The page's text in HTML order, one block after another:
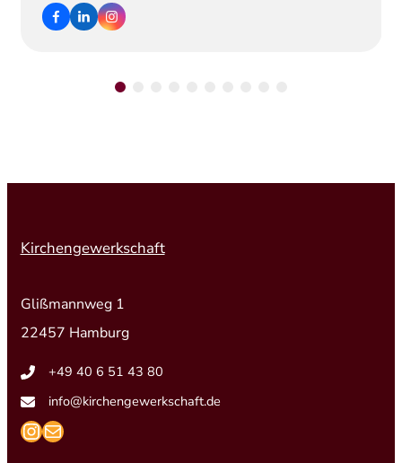
Kirchengewerkschaft
Glißmannweg 1
22457 Hamburg
+49 40 6 51 43 80
info@kirchengewerkschaft.de
https://www.instagram.com/
mailto:info@kirchengewerkschaft.de